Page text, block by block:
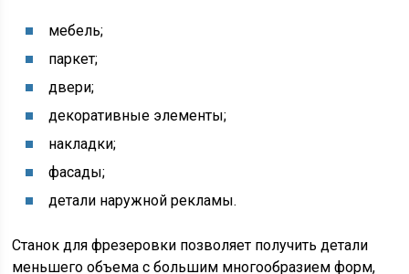
мебель;
паркет;
двери;
декоративные элементы;
накладки;
фасады;
детали наружной рекламы.
Станок для фрезеровки позволяет получить детали
меньшего объема с большим многообразием форм,